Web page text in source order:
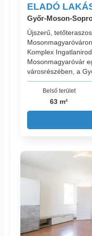
ELADÓ
Győr-Moson-
Újszerű,
Komplex
Mosonmagyaróvár
városrészében, a
Belső terület
63 m²